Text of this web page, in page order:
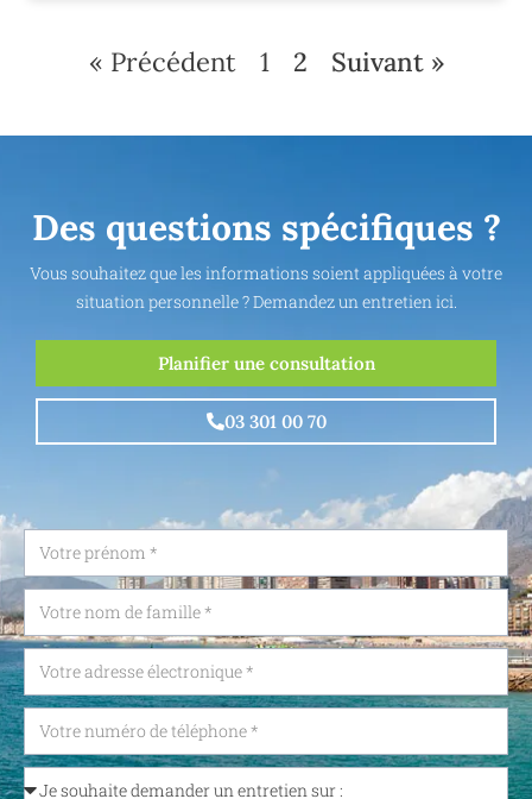
« Précédent 1 2 Suivant »
Des questions spécifiques ?
Vous souhaitez que les informations soient appliquées à votre
situation personnelle ? Demandez un entretien ici.
Planifier une consultation
03 301 00 70